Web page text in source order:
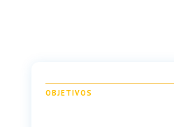
OBJETIVOS